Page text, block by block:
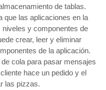
de tablas.
que las aplicaciones en la
y componentes de
crear, leer y eliminar
de la aplicación.
cola para pasar mensajes
hace un pedido y el
las pizzas.